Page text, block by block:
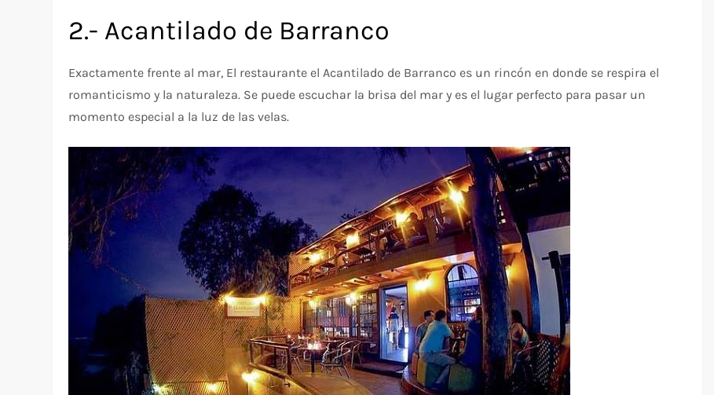
2.- Acantilado de Barranco
Exactamente frente al mar, El restaurante el Acantilado de Barranco es un rincón en donde se respira el
romanticismo y la naturaleza. Se puede escuchar la brisa del mar y es el lugar perfecto para pasar un
momento especial a la luz de las velas.